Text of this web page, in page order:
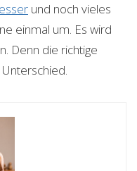
und noch vieles
einmal um. Es wird
Denn die richtige